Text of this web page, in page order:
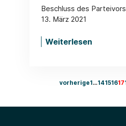
Beschluss des
13. März 2021
Weiterlesen
vorherige1…14151617